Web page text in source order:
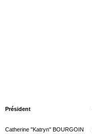
Président
Catherine "Katryn" BOURGOIN